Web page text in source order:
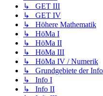
↳ GET III
↳ GET IV
↳ Höhere Mathematik
↳ HöMa I
↳ HöMa II
↳ HöMa III
↳ HöMa IV / Numerik
↳ Grundgebiete der
↳ Info I
↳ Info II